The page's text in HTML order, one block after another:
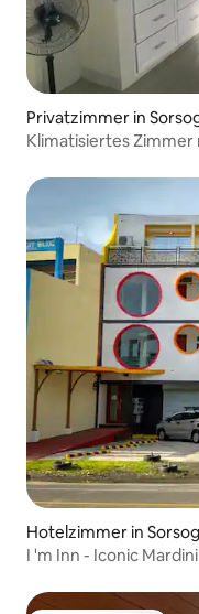
Privatzimmer in
Klimatisiertes Zimmer
Hotelzimmer in
I 'm Inn - Iconic